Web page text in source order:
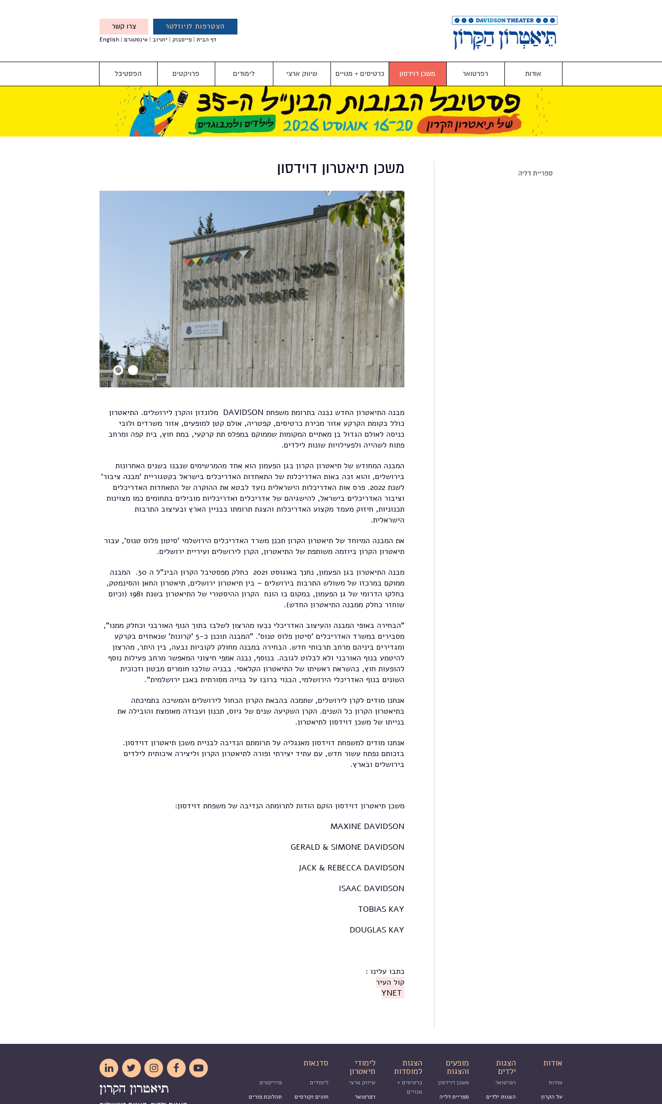
הצטרפות לניוזלטר צרו קשר
והטבות מיוחדות עבורך
דף הבית פייסבוק יוטיוב אינסטגרם English
אודות רפרטואר משכן דוידסון כרטיסים + מנויים שיווק ארצי לימודים פרויקטים הפסטיבל
ספריית דליה משכן תיאטרון דוידסון
מבנה התיאטרון החדש נבנה בתרומת משפחת DAVIDSON מלונדון והקרן לירושלים. התיאטרון
כולל בקומת הקרקע אזור מכירת כרטיסים, קפטריה, אולם קטן למופעים, אזור משרדים ולובי
כניסה לאולם הגדול בן מאתיים המקומות שממוקם במפלס תת קרקעי, במת חוץ, בית קפה ומרחב
פתוח לשהייה ולפעילויות שונות לילדים.
המבנה המחודש של תיאטרון הקרון בגן הפעמון הוא אחד מהמרשימים שנבנו בשנים האחרונות
בירושלים, והוא זכה באות האדריכלות של התאחדות האדריכלים בישראל בקטגוריית 'מבנה ציבור'
לשנת 2022. פרס אות האדריכלות הישראלית נועד לבטא את ההוקרה של התאחדות האדריכלים
וציבור האדריכלים בישראל, להישגיהם של אדריכלים ואדריכליות מובילים בתחומים כמו מצוינות
תכנוניות, חיזוק מעמד מקצוע האדריכלות והצגת תרומתו בבניין הארץ ובעיצוב התרבות
הישראלית.
את המבנה המיוחד של תיאטרון הקרון תכנן משרד האדריכלים הירושלמי 'סיטון פלוס טנוס', עבור
תיאטרון הקרון ביוזמה משותפת של התיאטרון, הקרן לירושלים ועיריית ירושלים.
מבנה התיאטרון בגן הפעמון, נחנך באוגוסט 2021 כחלק מפסטיבל הקרון הבינ"ל ה 30. המבנה
ממוקם במרכזו של משולש התרבות בירושלים – בין תיאטרון ירושלים, תיאטרון החאן והסינמטק,
בחלקו הדרומי של גן הפעמון, במקום בו הונח הקרון ההיסטורי של התיאטרון בשנת 1981 (וכיום
שוחזר כחלק ממבנה התיאטרון החדש).
"הבחירה באופי המבנה והעיצוב האדריכלי נבעו מהרצון לשלבו בתוך הנוף האורבני וכחלק ממנו",
מסבירים במשרד האדריכלים 'סיטון פלוס טנוס'. "המבנה תוכנן כ-5 'קרונות' שנאחזים בקרקע
ומגדירים ביניהם מרחב תרבותי חדש. הבחירה במבנה מחולק לקוביות נבעה, בין היתר, מהרצון
להיטמע בנוף האורבני ולא לבלוט לגובה. בנוסף, נבנה אמפי חיצוני המאפשר מרחב פעילות נוסף
להופעות חוץ, בהשראת ראשיתו של התיאטרון הקלאסי. בבניה שולבו חומרים מבטון וזכוכית
השונים בנוף האדריכלי הירושלמי, הבנוי ברובו על בנייה מסורתית באבן ירושלמית".
אנחנו מודים לקרן לירושלים, שתמכה בהבאת הקרון הכחול לירושלים והמשיכה בתמיכתה
בתיאטרון הקרון כל השנים. הקרן השקיעה שנים של גיוס, תכנון ועבודה מאומצת והובילה את
בנייתו של משכן דוידסון לתיאטרון.
אנחנו מודים למשפחת דוידסון מאנגליה על תרומתם הנדיבה לבניית משכן תיאטרון דוידסון.
בזכותם נפתח עשור חדש, עם עתיד יצירתי ופורה לתיאטרון הקרון וליצירה איכותית לילדים
בירושלים ובארץ.
משכן תיאטרון דוידסון הוקם הודות לתרומתה הנדיבה של משפחת דוידסון:
MAXINE DAVIDSON
GERALD & SIMONE DAVIDSON
JACK & REBECCA DAVIDSON
ISAAC DAVIDSON
TOBIAS KAY
DOUGLAS KAY
כתבו עלינו :
קול העיר
אודות הצגות
ילדים
מופעים
והצגות
הצגות
למוסדות
לימודי
תיאטרון
סדנאות
אודות
על הקרון
רפרטואר
הצגות ילדים
משכן דוידסון
ספריית דליה
כרטיסים +
מנויים
שיווק ארצי
רפרטואר
לימודים
חוגים וקורסים
פרויקטים
תהלוכת פורים




